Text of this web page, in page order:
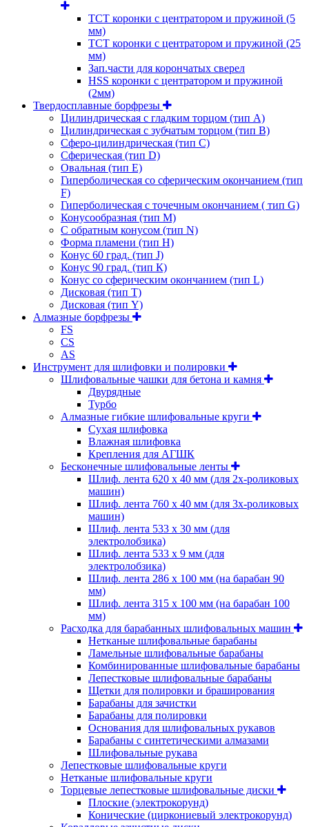
ТСТ коронки с центратором и пружиной (5
мм)
ТСТ коронки с центратором и пружиной (25
мм)
Зап.части для корончатых сверел
HSS коронки с центратором и пружиной
(2мм)
Твердосплавные борфрезы
Цилиндрическая с гладким торцом (тип А)
Цилиндрическая с зубчатым торцом (тип В)
Сферо-цилиндрическая (тип С)
Сферическая (тип D)
Овальная (тип Е)
Гиперболическая со сферическим окончанием (тип
F)
Гиперболическая с точечным окончанием ( тип G)
Конусообразная (тип М)
C обратным конусом (тип N)
Форма пламени (тип H)
Конус 60 град. (тип J)
Конус 90 град. (тип К)
Конус со сферическим окончанием (тип L)
Дисковая (тип Т)
Дисковая (тип Y)
Алмазные борфрезы
FS
CS
AS
Инструмент для шлифовки и полировки
Шлифовальные чашки для бетона и камня
Двурядные
Турбо
Алмазные гибкие шлифовальные круги
Cухая шлифовка
Влажная шлифовка
Крепления для АГШК
Бесконечные шлифовальные ленты
Шлиф. лента 620 х 40 мм (для 2х-роликовых
машин)
Шлиф. лента 760 х 40 мм (для 3х-роликовых
машин)
Шлиф. лента 533 х 30 мм (для
электролобзика)
Шлиф. лента 533 х 9 мм (для
электролобзика)
Шлиф. лента 286 х 100 мм (на барабан 90
мм)
Шлиф. лента 315 х 100 мм (на барабан 100
мм)
Расходка для барабанных шлифовальных машин
Нетканые шлифовальные барабаны
Ламельные шлифовальные барабаны
Комбинированные шлифовальные барабаны
Лепестковые шлифовальные барабаны
Щетки для полировки и браширования
Барабаны для зачистки
Барабаны для полировки
Основания для шлифовальных рукавов
Барабаны с синтетическими алмазами
Шлифовальные рукава
Лепестковые шлифовальные круги
Нетканые шлифовальные круги
Торцевые лепестковые шлифовальные диски
Плоские (электрокорунд)
Конические (циркониевый электрокорунд)